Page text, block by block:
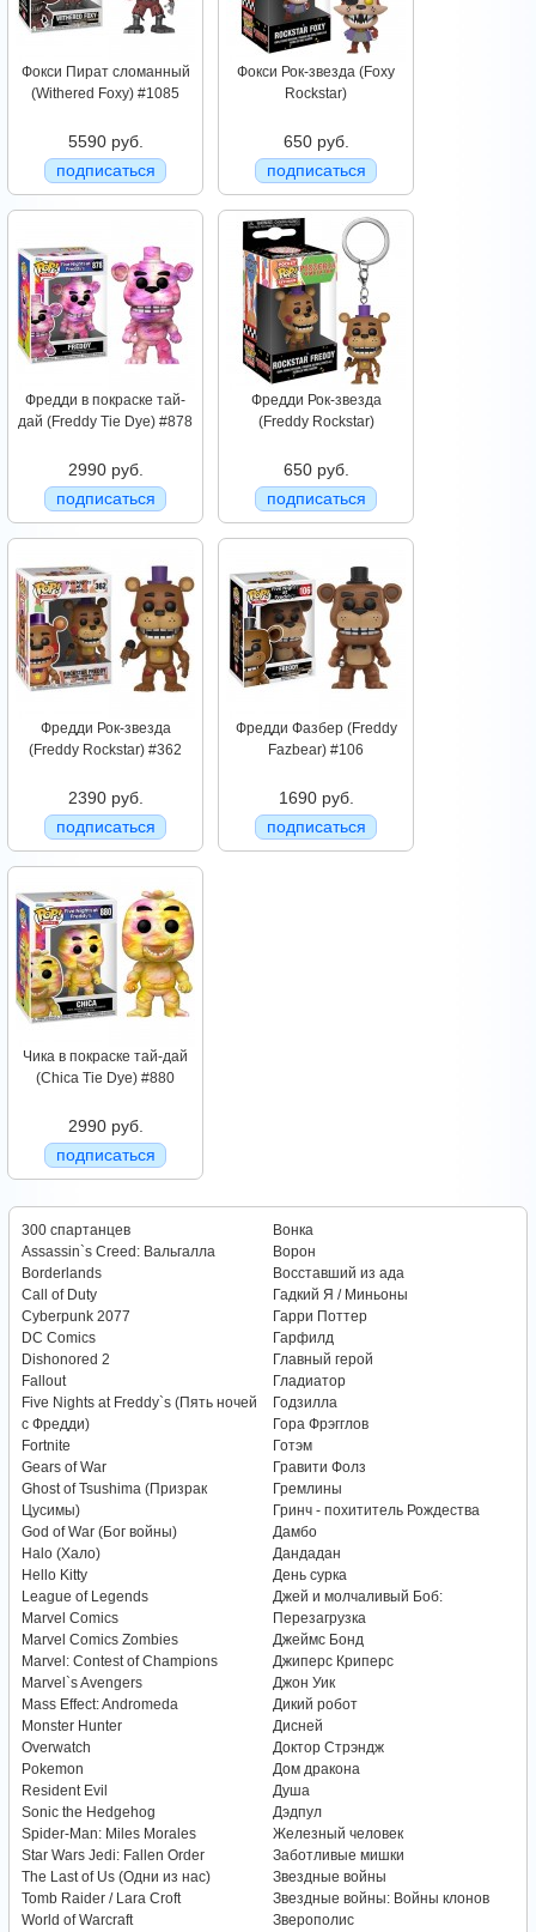
Фокси Пират сломанный
(Withered Foxy) #1085
5590 руб.
подписаться
Фокси Рок-звезда (Foxy
Rockstar)
650 руб.
подписаться
Фредди в покраске тай-
дай (Freddy Tie Dye) #878
2990 руб.
подписаться
Фредди Рок-звезда
(Freddy Rockstar)
650 руб.
подписаться
Фредди Рок-звезда
(Freddy Rockstar) #362
2390 руб.
подписаться
Фредди Фазбер (Freddy
Fazbear) #106
1690 руб.
подписаться
Чика в покраске тай-дай
(Chica Tie Dye) #880
2990 руб.
подписаться
300 спартанцев
Assassin`s Creed: Вальгалла
Borderlands
Call of Duty
Cyberpunk 2077
DC Comics
Dishonored 2
Fallout
Five Nights at Freddy`s (Пять ночей
с Фредди)
Fortnite
Gears of War
Ghost of Tsushima (Призрак
Цусимы)
God of War (Бог войны)
Halo (Хало)
Hello Kitty
League of Legends
Marvel Comics
Marvel Comics Zombies
Marvel: Contest of Champions
Marvel`s Avengers
Mass Effect: Andromeda
Monster Hunter
Overwatch
Pokemon
Resident Evil
Sonic the Hedgehog
Spider-Man: Miles Morales
Star Wars Jedi: Fallen Order
The Last of Us (Одни из нас)
Tomb Raider / Lara Croft
World of Warcraft
Вонка
Ворон
Восставший из ада
Гадкий Я / Миньоны
Гарри Поттер
Гарфилд
Главный герой
Гладиатор
Годзилла
Гора Фрэгглов
Готэм
Гравити Фолз
Гремлины
Гринч - похититель Рождества
Дамбо
Дандадан
День сурка
Джей и молчаливый Боб:
Перезагрузка
Джеймс Бонд
Джиперс Криперс
Джон Уик
Дикий робот
Дисней
Доктор Стрэндж
Дом дракона
Душа
Дэдпул
Железный человек
Заботливые мишки
Звездные войны
Звездные войны: Войны клонов
Зверополис